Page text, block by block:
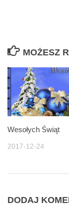
MOŻESZ
Wesołych Świąt
2017-12-24
DODAJ